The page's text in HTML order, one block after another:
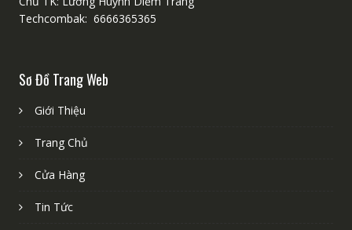
Techcombak: 6666365365
Sơ Đồ Trang Web
Giới Thiệu
Trang Chủ
Cửa Hàng
Tin Tức